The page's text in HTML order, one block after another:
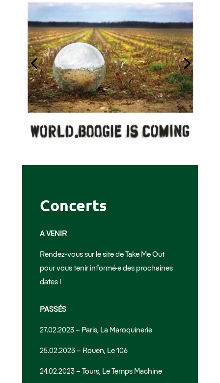
Concerts
A VENIR
Rendez-vous sur le site de Take Me Out
pour vous tenir informé·e des prochaines
dates !
PASSÉS
27.02.2023 – Paris, La Maroquinerie
25.02.2023 – Rouen, Le 106
24.02.2023 – Tours, Le Temps Machine